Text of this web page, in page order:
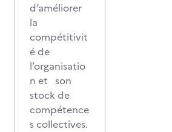
d’améliorer
la
compétitivit
é de
l’organisatio
n et son
stock de
compétence
s collectives.